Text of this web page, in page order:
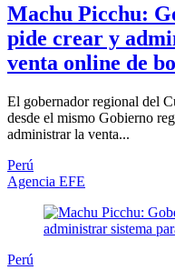
Machu Picchu:
pide crear y
venta online de
El gobernador regional del
desde el mismo Gobierno
administrar la venta...
Perú
Agencia EFE
Perú